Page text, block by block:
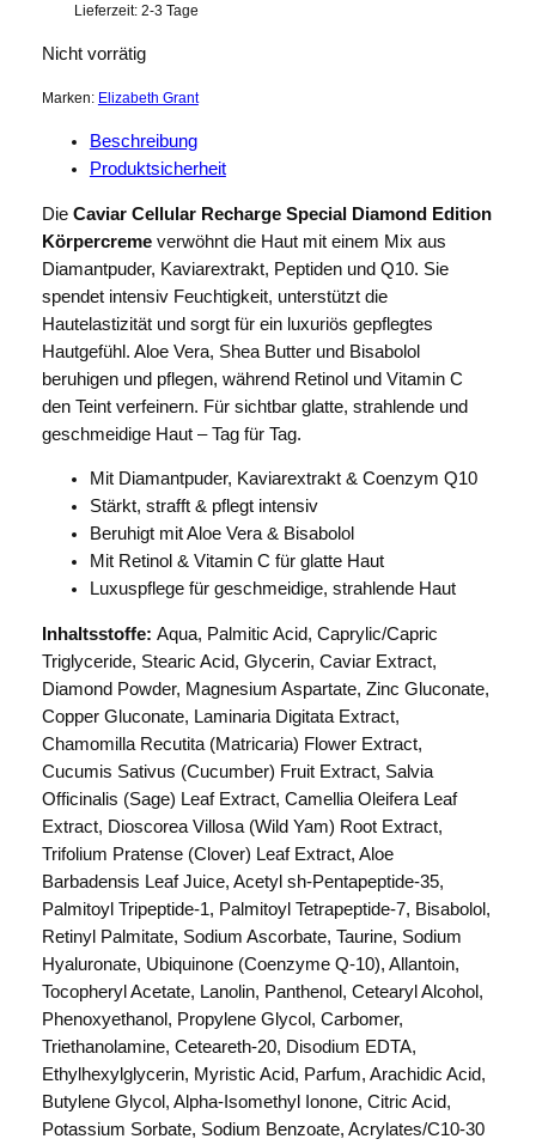
Lieferzeit: 2-3 Tage
Nicht vorrätig
Marken: Elizabeth Grant
Beschreibung
Produktsicherheit
Die Caviar Cellular Recharge Special Diamond Edition
Körpercremeverwöhnt die Haut mit einem Mix aus
Diamantpuder, Kaviarextrakt, Peptiden und Q10. Sie
spendet intensiv Feuchtigkeit, unterstützt die
Hautelastizität und sorgt für ein luxuriös gepflegtes
Hautgefühl. Aloe Vera, Shea Butter und Bisabolol
beruhigen und pflegen, während Retinol und Vitamin C
den Teint verfeinern. Für sichtbar glatte, strahlende und
geschmeidige Haut – Tag für Tag.
Mit Diamantpuder, Kaviarextrakt & Coenzym Q10
Stärkt, strafft & pflegt intensiv
Beruhigt mit Aloe Vera & Bisabolol
Mit Retinol & Vitamin C für glatte Haut
Luxuspflege für geschmeidige, strahlende Haut
Inhaltsstoffe: Aqua, Palmitic Acid, Caprylic/Capric
Triglyceride, Stearic Acid, Glycerin, Caviar Extract,
Diamond Powder, Magnesium Aspartate, Zinc Gluconate,
Copper Gluconate, Laminaria Digitata Extract,
Chamomilla Recutita (Matricaria) Flower Extract,
Cucumis Sativus (Cucumber) Fruit Extract, Salvia
Officinalis (Sage) Leaf Extract, Camellia Oleifera Leaf
Extract, Dioscorea Villosa (Wild Yam) Root Extract,
Trifolium Pratense (Clover) Leaf Extract, Aloe
Barbadensis Leaf Juice, Acetyl sh-Pentapeptide-35,
Palmitoyl Tripeptide-1, Palmitoyl Tetrapeptide-7, Bisabolol,
Retinyl Palmitate, Sodium Ascorbate, Taurine, Sodium
Hyaluronate, Ubiquinone (Coenzyme Q-10), Allantoin,
Tocopheryl Acetate, Lanolin, Panthenol, Cetearyl Alcohol,
Phenoxyethanol, Propylene Glycol, Carbomer,
Triethanolamine, Ceteareth-20, Disodium EDTA,
Ethylhexylglycerin, Myristic Acid, Parfum, Arachidic Acid,
Butylene Glycol, Alpha-Isomethyl Ionone, Citric Acid,
Potassium Sorbate, Sodium Benzoate, Acrylates/C10-30